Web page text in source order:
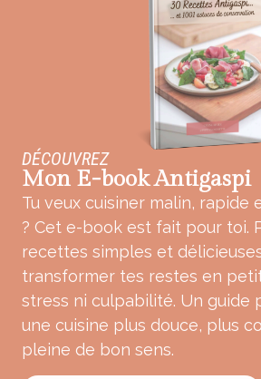
DÉCOUVREZ
Mon E-book Antigaspi
Tu veux cuisiner malin, rapide
? Cet e-book est fait pour toi.
recettes simples et
transformer tes restes en
stress ni culpabilité. Un guide
une cuisine plus douce, plus
pleine de bon sens.